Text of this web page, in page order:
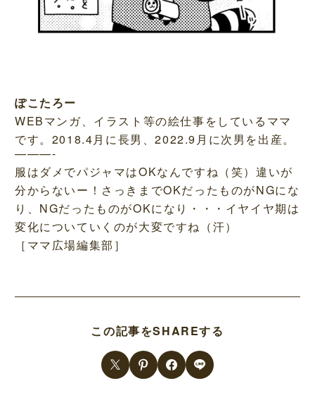
ぽこたろー
WEBマンガ、イラスト等の絵仕事をしているママ
です。2018.4月に長男、2022.9月に次男を出産。
———-
服はダメでパジャマはOKなんですね（笑）違いが
分からないー！さっきまでOKだったものがNGにな
り、NGだったものがOKになり・・・イヤイヤ期は
変化についていくのが大変ですね（汗）
［ママ広場編集部］
この記事をSHAREする